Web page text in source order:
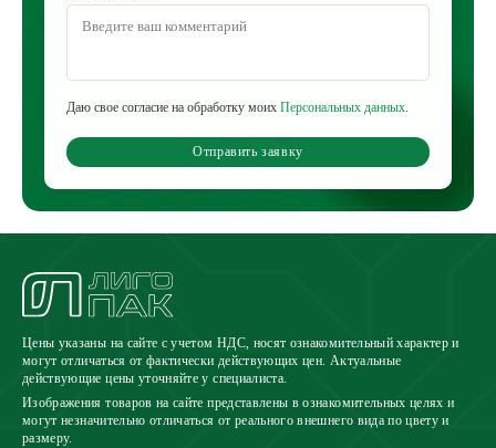
Даю свое согласие на обработку моих Персональных данных.
Отправить заявку
Цены указаны на сайте с учетом НДС, носят ознакомительный характер и
могут отличаться от фактически действующих цен. Актуальные
действующие цены уточняйте у специалиста.
Изображения товаров на сайте представлены в ознакомительных целях и
могут незначительно отличаться от реального внешнего вида по цвету и
размеру.